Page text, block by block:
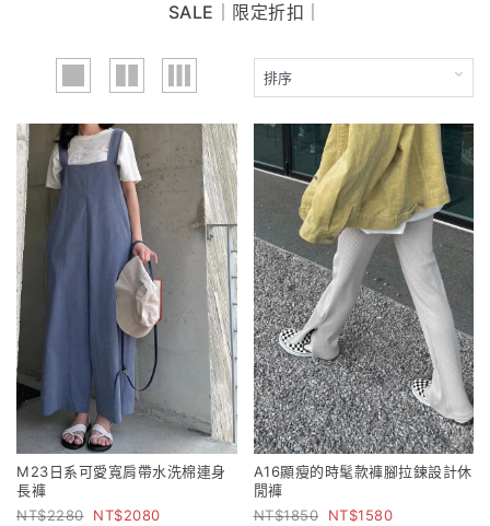
SALE｜限定折扣｜
M23日系可愛寬肩帶水洗棉連身
長褲
2280
2080
A16顯瘦的時髦款褲腳拉鍊設計休
閒褲
1850
1580